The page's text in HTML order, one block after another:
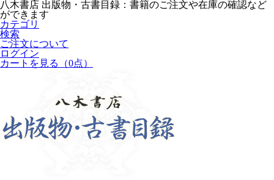
八木書店 出版物・古書目録：書籍のご注文や在庫の確認など
ができます
カテゴリ
検索
ご注文について
ログイン
カートを見る
（0点）